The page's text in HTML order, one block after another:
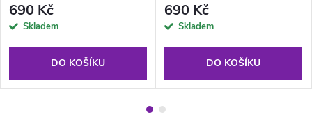
690 Kč
Skladem
DO KOŠÍKU
690 Kč
Skladem
DO KOŠÍKU